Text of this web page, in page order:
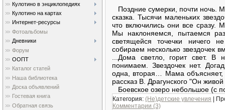
Кулотино в энциклопедиях
Кулотино на картах
Интернет-ресурсы
Фотоальбомы
Дневники
Форум
ООПТ
Каталог статей
Наша библиотека
Доска объявлений
Гостевая книга
Обратная связь
Поздние сумерки, почти ночь.
сказка. Тысячи маленьких
что включились они все сразу.
Мы наклоняемся, пытаемся
светящейся точечки ничего
собираем несколько звездочек
...Дома светло, горит свет. В
понимаем. Звездочек нет.
одна, вторая… Мама объясняет,
рассказ В. Драгунского "Он живой
Боевское озеро небольшое (с
Категория: (Не)детские увлечения |
Комментарии (3)